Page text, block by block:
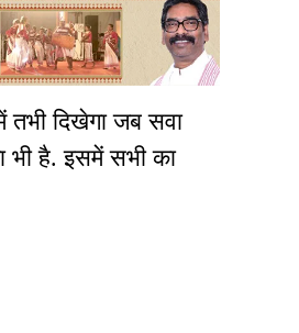
तभी दिखेगा जब सवा
भी है. इसमें सभी का